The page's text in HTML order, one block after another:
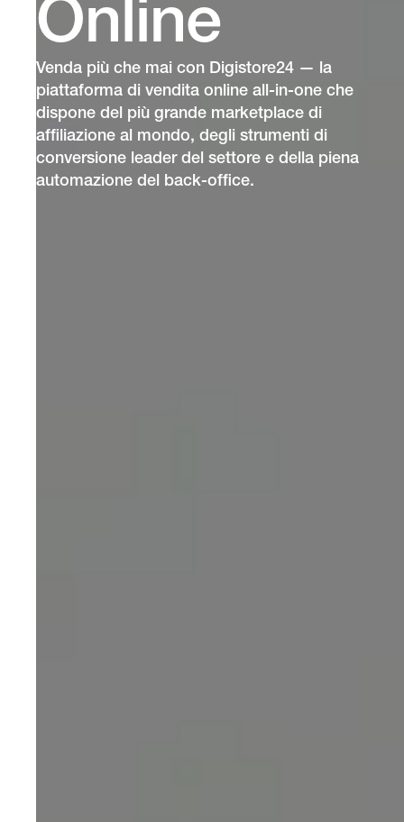
Online
Venda più che mai con Digistore24 — la
piattaforma di vendita online all-in-one che
dispone del più grande marketplace di
affiliazione al mondo, degli strumenti di
conversione leader del settore e della piena
automazione del back-office.